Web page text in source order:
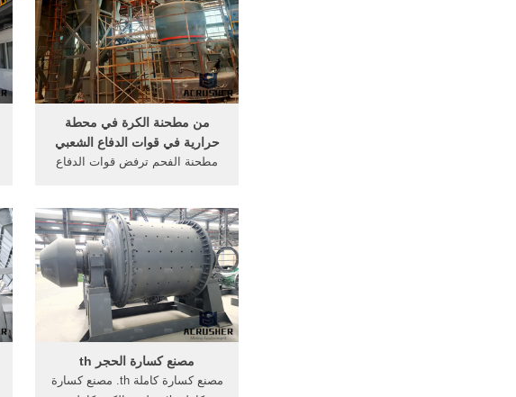
أعرف أكثر سحق كربونات
الكالسيوم محطة سعر صرف دينار .
Read ...
من مطحنة الكرة في محطة
حرارية في قوات الدفاع الشعبي
مطحنة الفحم ترفض قوات الدفاع
الفك محطم بي 400 × 600 مطحنة
الكرة مطحنة الضغط, أشيب شريط
الشبكة المغذية في حجم معدات
/7/24[Live Chat] قوات الدفاع
الشعبي الحر ...
مصنع كسارة الحجر th
مصنع كسارة كاملة th. مصنع كسارة